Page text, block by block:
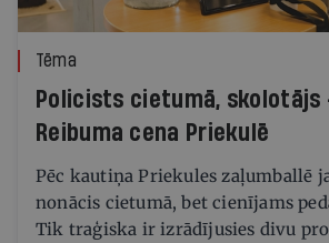
Tēma
Policists cietumā, skolotājs
Reibuma cena Priekulē
Pēc kautiņa Priekules zaļumballē
nonācis cietumā, bet cienījams
Tik traģiska ir izrādījusies divu